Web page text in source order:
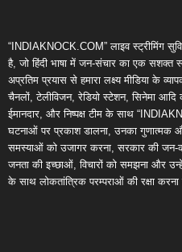
“INDIAKNOCK.COM” लाइव स्ट्रीमिंग
है, जो हिंदी भाषा में जन-संचार का एक सशक्त
अप्रतिम प्रयास से हमारा लक्ष्य मीडिया के
चैनलों, टेलीविजन, रेडियो स्टेशन, सिनेमा आदि
ईमानदार, और निष्पक्ष टीम के साथ
घटनाओं पर प्रकाश डालना, उनका गुणात्मक
समस्याओं को उजागर करना, सरकार की जन-
जनता की इच्छाओं, विचारों को समझना और
के साथ लोकतांत्रिक परम्पराओं की रक्षा करना